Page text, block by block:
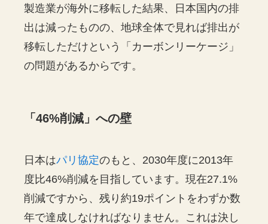
製造業が海外に移転した結果、日本国内の排
出は減ったものの、地球全体で見れば排出が
移転しただけという「カーボンリーケージ」
の問題があるからです。
「46%削減」への壁
日本はパリ協定のもと、2030年度に2013年
度比46%削減を目指しています。現在27.1%
削減ですから、残り約19ポイントをわずか数
年で達成しなければなりません。これは決し